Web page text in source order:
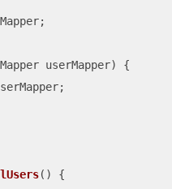
userMapper)
{
()
{